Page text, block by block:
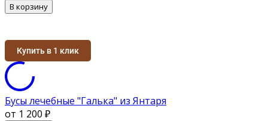
В корзину
Купить в 1 клик
Бусы лечебные "Галька" из Янтаря
от 1 200 ₽